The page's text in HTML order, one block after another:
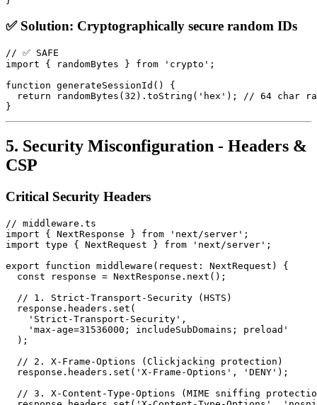
✅ Solution: Cryptographically secure random IDs
// ✅ SAFE
import { randomBytes } from 'crypto';
function generateSessionId() {
return randomBytes(32).toString('hex'); // 64 char
5. Security Misconfiguration - Headers &
CSP
Critical Security Headers
// middleware.ts
import { NextResponse } from 'next/server';
import type { NextRequest } from 'next/server';
export function middleware(request: NextRequest) {
  const response = NextResponse.next();
  // 1. Strict-Transport-Security (HSTS)
  response.headers.set(
    'Strict-Transport-Security',
    'max-age=31536000; includeSubDomains; preload'
  );
  // 2. X-Frame-Options (Clickjacking protection)
  response.headers.set('X-Frame-Options', 'DENY');
// 3. X-Content-Type-Options (MIME sniffing